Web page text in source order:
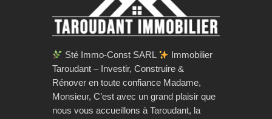
Sté Immo-Const SARL
Immobilier
Taroudant – Investir, Construire &
Rénover en toute confiance Madame,
Monsieur, C’est avec un grand plaisir que
nous vous accueillons à Taroudant, la